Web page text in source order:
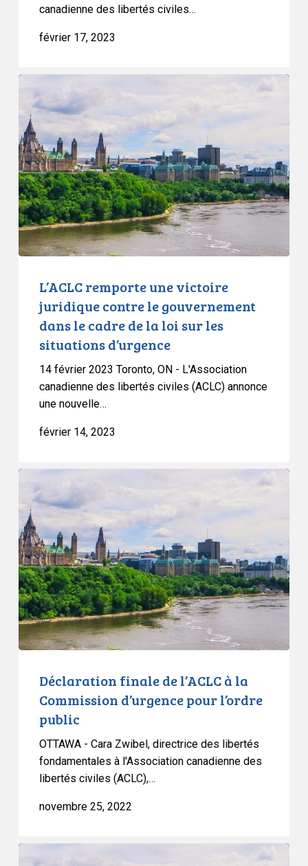
canadienne des libertés civiles…
février 17, 2023
L’ACLC
remporte
une
victoire
juridique
contre
le
gouvernement
dans
le
cadre
situations
d’urgence
L’ACLC remporte une victoire
juridique contre le gouvernement
dans le cadre de la loi sur les
situations d’urgence
14 février 2023 Toronto, ON - L'Association
canadienne des libertés civiles (ACLC) annonce
une nouvelle…
février 14, 2023
Déclaration
finale
de
l’ACLC
à
la
Commission
d’urgence
pour
l’ordre
Déclaration finale de l’ACLC à la
Commission d’urgence pour l’ordre
public
OTTAWA - Cara Zwibel, directrice des libertés
fondamentales à l'Association canadienne des
libertés civiles (ACLC),…
novembre 25, 2022